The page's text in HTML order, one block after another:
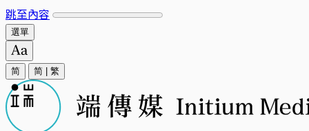
跳至內容
選單
简 简 繁